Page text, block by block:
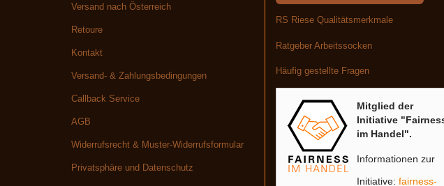
Versand nach Österreich
Retoure
Kontakt
Versand- & Zahlungsbedingungen
Callback Service
AGB
Widerrufsrecht & Muster-Widerrufsformular
Privatsphäre und Datenschutz
RS Riese Qualitätsmerkmale
Ratgeber Arbeitssocken
Häufig gestellte Fragen
Mitglied der
Initiative
im Handel".
Informationen zur
Initiative: fairness-